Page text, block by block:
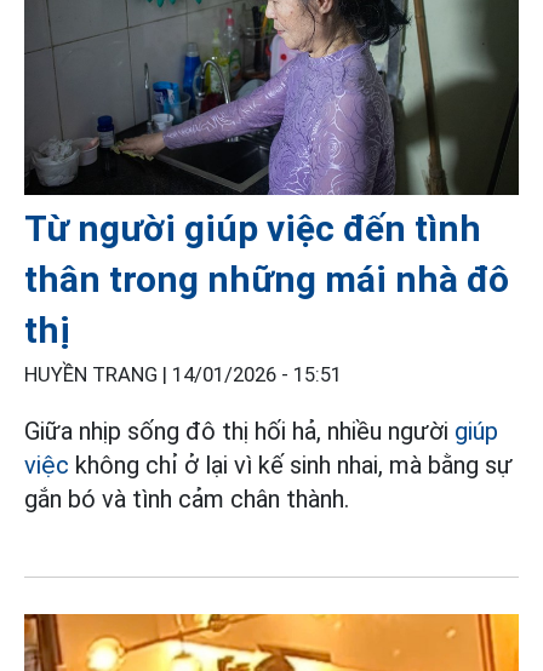
Từ người giúp việc đến tình
thân trong những mái nhà đô
thị
HUYỀN TRANG | 14/01/2026 - 15:51
Giữa nhịp sống đô thị hối hả, nhiều người giúp
việc không chỉ ở lại vì kế sinh nhai, mà bằng sự
gắn bó và tình cảm chân thành.